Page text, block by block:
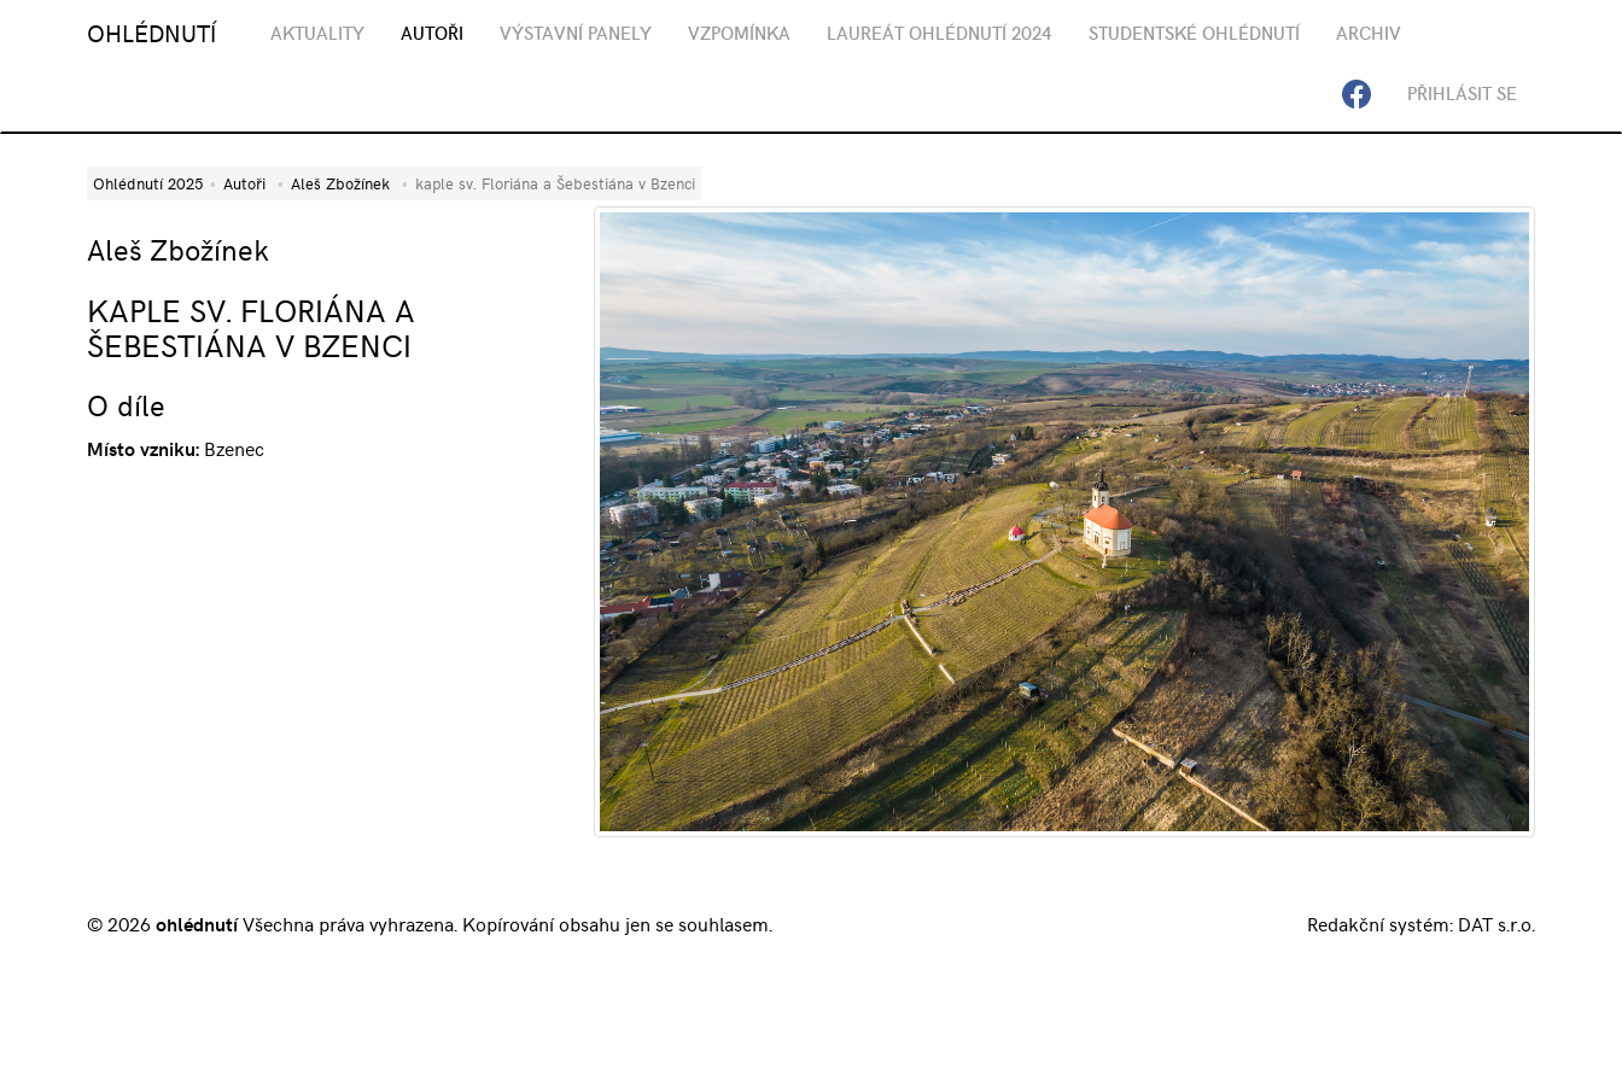
OHLÉDNUTÍ AKTUALITY AUTOŘI VÝSTAVNÍ PANELY VZPOMÍNKA LAUREÁT OHLÉDNUTÍ 2024 STUDENTSKÉ OHLÉDNUTÍ ARCHIV
PŘIHLÁSIT SE
Ohlédnutí 2025 Autoři Aleš Zbožínek kaple sv. Floriána a Šebestiána v Bzenci
Aleš Zbožínek
KAPLE SV. FLORIÁNA A
ŠEBESTIÁNA V BZENCI
O díle
Místo vzniku: Bzenec
© 2026ohlédnutíVšechna práva vyhrazena. Kopírování obsahu jen se souhlasem. Redakční systém: DAT s.r.o.